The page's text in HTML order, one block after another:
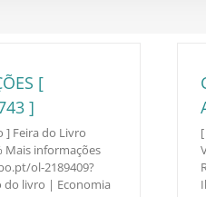
[
]
] Feira do Livro
Mais informações
ol-2189409?
do livro | Economia